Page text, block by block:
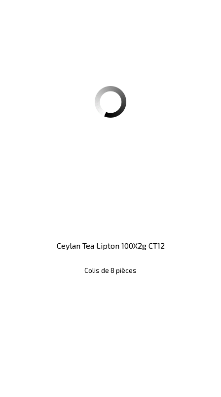
Ceylan Tea Lipton 100X2g CT12
Colis de 8 pièces